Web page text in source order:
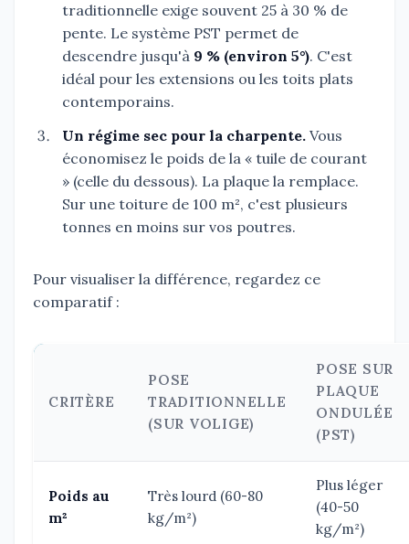
traditionnelle exige souvent 25 à 30 % de
pente. Le système PST permet de
descendre jusqu'à 9 % (environ 5°). C'est
idéal pour les extensions ou les toits plats
contemporains.
Un régime sec pour la charpente. Vous
économisez le poids de la « tuile de courant
» (celle du dessous). La plaque la remplace.
Sur une toiture de 100 m², c'est plusieurs
tonnes en moins sur vos poutres.
Pour visualiser la différence, regardez ce
comparatif :
CRITÈRE
POSE
TRADITIONNELLE
(SUR VOLIGE)
POSE SUR
PLAQUE
ONDULÉE
(PST)
Poids au
m²
Très lourd (60-80
kg/m²)
Plus léger
(40-50
kg/m²)